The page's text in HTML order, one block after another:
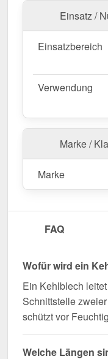
und werden nicht
2,00 m, sodass
Wandfläche
, sodass
Dachfläche
Falls vor Ort
Kantteil mühelos
Jetzt Kehlblech |
bestellen –
Langlebig,
Einsatz /
Einsatzbereich
Verwendung
Marke /
Marke
FAQ
Wofür wird ein
Ein Kehlblech
Schnittstelle
schützt vor
Welche Längen